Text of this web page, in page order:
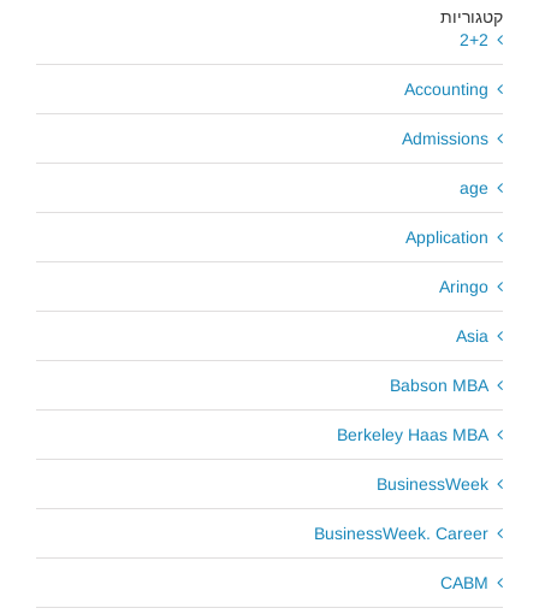
קטגוריות
2+2
Accounting
Admissions
age
Application
Aringo
Asia
Babson MBA
Berkeley Haas MBA
BusinessWeek
BusinessWeek. Career
CABM